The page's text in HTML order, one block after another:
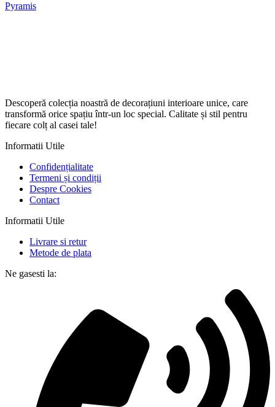
Pyramis
Descoperă colecția noastră de decorațiuni interioare unice, care
transformă orice spațiu într-un loc special. Calitate și stil pentru
fiecare colț al casei tale!
Informatii Utile
Confidențialitate
Termeni și condiții
Despre Cookies
Contact
Informatii Utile
Livrare si retur
Metode de plata
Ne gasesti la: